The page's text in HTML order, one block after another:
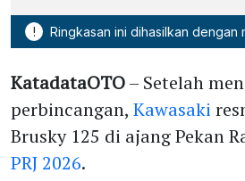
! Ringkasan ini dihasilkan dengan
KatadataOTO– Setelah
perbincangan, Kawasaki
Brusky 125 di ajang Pekan
PRJ 2026.